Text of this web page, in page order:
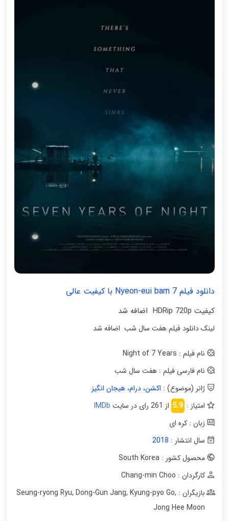
دانلود فیلم 7 Nyeon-eui bam با کیفیت عالی
کیفیت HDRip 720p اضافه شد
لینک دانلود فیلم هفت سال شب اضافه شد
نام فیلم : Night of 7 Years
نام فارسی فیلم : هفت سال شب
ژانر (موضوع) : اکشن،درام،هیجان انگیز
امتیاز : 5.9 از 261 رای در سایت
IMDb
زبان : کره ای
سال انتشار : 2018
محصول کشور : South Korea
کارگردان : Chang-min Choo
بازیگران : Seung-ryong Ryu
, Dong-Gun Jang, Kyung-pyo Go,
Jong Hee Moon